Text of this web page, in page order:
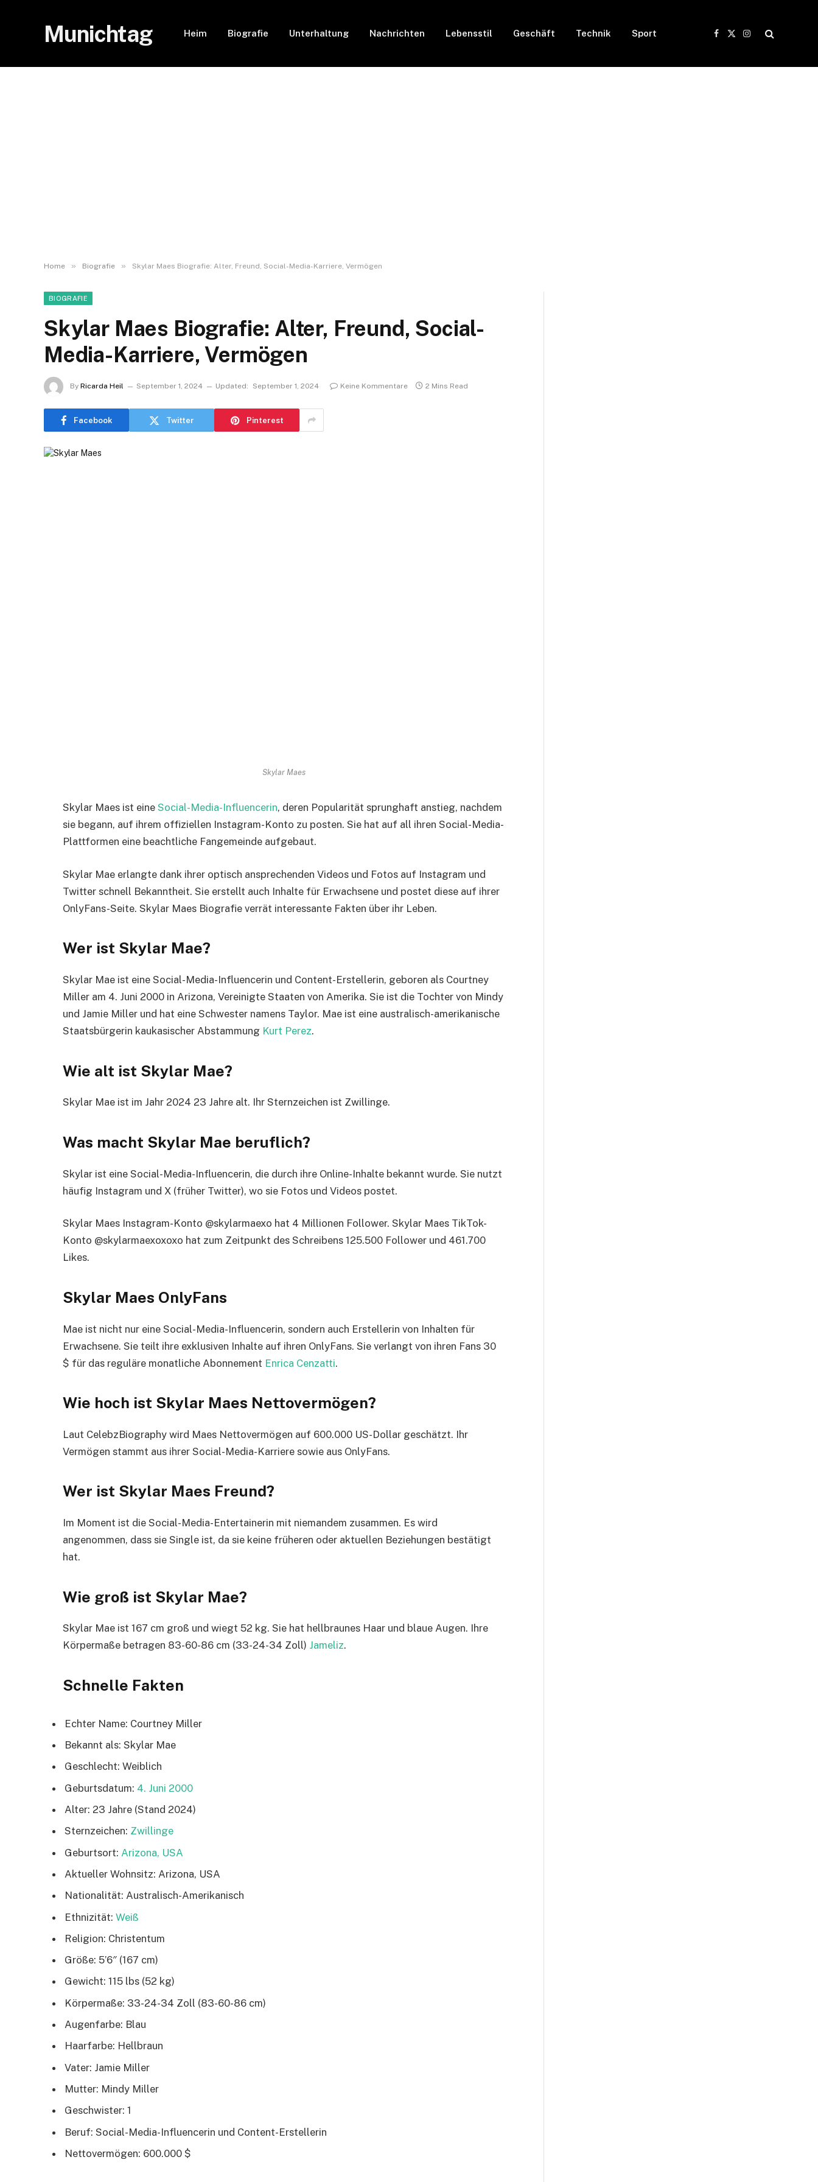
Munichtag Heim Biografie Unterhaltung Nachrichten Lebensstil Geschäft Technik Sport
Facebook
X
Instagram
Home » Biografie » Skylar Maes Biografie: Alter, Freund, Social-Media-Karriere, Vermögen
BIOGRAFIE
Skylar Maes Biografie: Alter, Freund, Social-
Media-Karriere, Vermögen
By Ricarda Heil September 1, 2024 Updated: September 1, 2024 Keine Kommentare 2 Mins Read
Facebook Twitter Pinterest
Skylar Maes
Skylar Maes ist eine Social-Media-Influencerin, deren Popularität sprunghaft anstieg, nachdem
sie begann, auf ihrem offiziellen Instagram-Konto zu posten. Sie hat auf all ihren Social-Media-
Plattformen eine beachtliche Fangemeinde aufgebaut.
Skylar Mae erlangte dank ihrer optisch ansprechenden Videos und Fotos auf Instagram und
Twitter schnell Bekanntheit. Sie erstellt auch Inhalte für Erwachsene und postet diese auf ihrer
OnlyFans-Seite. Skylar Maes Biografie verrät interessante Fakten über ihr Leben.
Wer ist Skylar Mae?
Skylar Mae ist eine Social-Media-Influencerin und Content-Erstellerin, geboren als Courtney
Miller am 4. Juni 2000 in Arizona, Vereinigte Staaten von Amerika. Sie ist die Tochter von Mindy
und Jamie Miller und hat eine Schwester namens Taylor. Mae ist eine australisch-amerikanische
Staatsbürgerin kaukasischer Abstammung Kurt Perez.
Wie alt ist Skylar Mae?
Skylar Mae ist im Jahr 2024 23 Jahre alt. Ihr Sternzeichen ist Zwillinge.
Was macht Skylar Mae beruflich?
Skylar ist eine Social-Media-Influencerin, die durch ihre Online-Inhalte bekannt wurde. Sie nutzt
häufig Instagram und X (früher Twitter), wo sie Fotos und Videos postet.
Skylar Maes Instagram-Konto @skylarmaexo hat 4 Millionen Follower. Skylar Maes TikTok-
Konto @skylarmaexoxoxo hat zum Zeitpunkt des Schreibens 125.500 Follower und 461.700
Likes.
Skylar Maes OnlyFans
Mae ist nicht nur eine Social-Media-Influencerin, sondern auch Erstellerin von Inhalten für
Erwachsene. Sie teilt ihre exklusiven Inhalte auf ihren OnlyFans. Sie verlangt von ihren Fans 30
$ für das reguläre monatliche Abonnement Enrica Cenzatti.
Wie hoch ist Skylar Maes Nettovermögen?
Laut CelebzBiography wird Maes Nettovermögen auf 600.000 US-Dollar geschätzt. Ihr
Vermögen stammt aus ihrer Social-Media-Karriere sowie aus OnlyFans.
Wer ist Skylar Maes Freund?
Im Moment ist die Social-Media-Entertainerin mit niemandem zusammen. Es wird
angenommen, dass sie Single ist, da sie keine früheren oder aktuellen Beziehungen bestätigt
hat.
Wie groß ist Skylar Mae?
Skylar Mae ist 167 cm groß und wiegt 52 kg. Sie hat hellbraunes Haar und blaue Augen. Ihre
Körpermaße betragen 83-60-86 cm (33-24-34 Zoll) Jameliz.
Schnelle Fakten
Echter Name: Courtney Miller
Bekannt als: Skylar Mae
Geschlecht: Weiblich
Geburtsdatum: 4. Juni 2000
Alter: 23 Jahre (Stand 2024)
Sternzeichen: Zwillinge
Geburtsort: Arizona, USA
Aktueller Wohnsitz: Arizona, USA
Nationalität: Australisch-Amerikanisch
Ethnizität: Weiß
Religion: Christentum
Größe: 5’6″ (167 cm)
Gewicht: 115 lbs (52 kg)
Körpermaße: 33-24-34 Zoll (83-60-86 cm)
Augenfarbe: Blau
Haarfarbe: Hellbraun
Vater: Jamie Miller
Mutter: Mindy Miller
Geschwister: 1
Beruf: Social-Media-Influencerin und Content-Erstellerin
Nettovermögen: 600.000 $